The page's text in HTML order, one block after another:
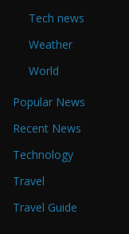
Tech news
Weather
World
Popular News
Recent News
Technology
Travel
Travel Guide